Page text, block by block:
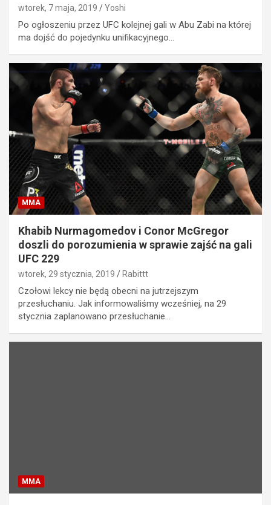
wtorek, 7 maja, 2019 Yoshi
Po ogłoszeniu przez UFC kolejnej gali w Abu Zabi na której
ma dojść do pojedynku unifikacyjnego…
MMA
Khabib Nurmagomedov i Conor McGregor
doszli do porozumienia w sprawie zajść na gali
UFC 229
wtorek, 29 stycznia, 2019 Rabittt
Czołowi lekcy nie będą obecni na jutrzejszym
przesłuchaniu. Jak informowaliśmy wcześniej, na 29
stycznia zaplanowano przesłuchanie…
MMA